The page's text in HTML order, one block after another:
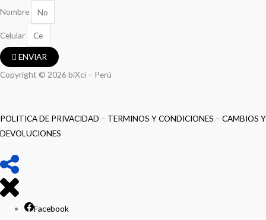
Nombre
Celular
ENVIAR
Copyright © 2026 biXci – Perú
POLITICA DE PRIVACIDAD – TERMINOS Y CONDICIONES – CAMBIOS Y
DEVOLUCIONES
Facebook